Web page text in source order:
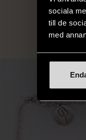
sociala
till de
med